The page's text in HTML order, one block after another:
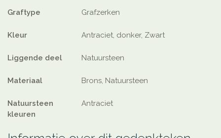
Graftype Grafzerken
Kleur Antraciet, donker, Zwart
Liggende deel Natuursteen
Materiaal Brons, Natuursteen
Natuursteen
kleuren
Antraciet